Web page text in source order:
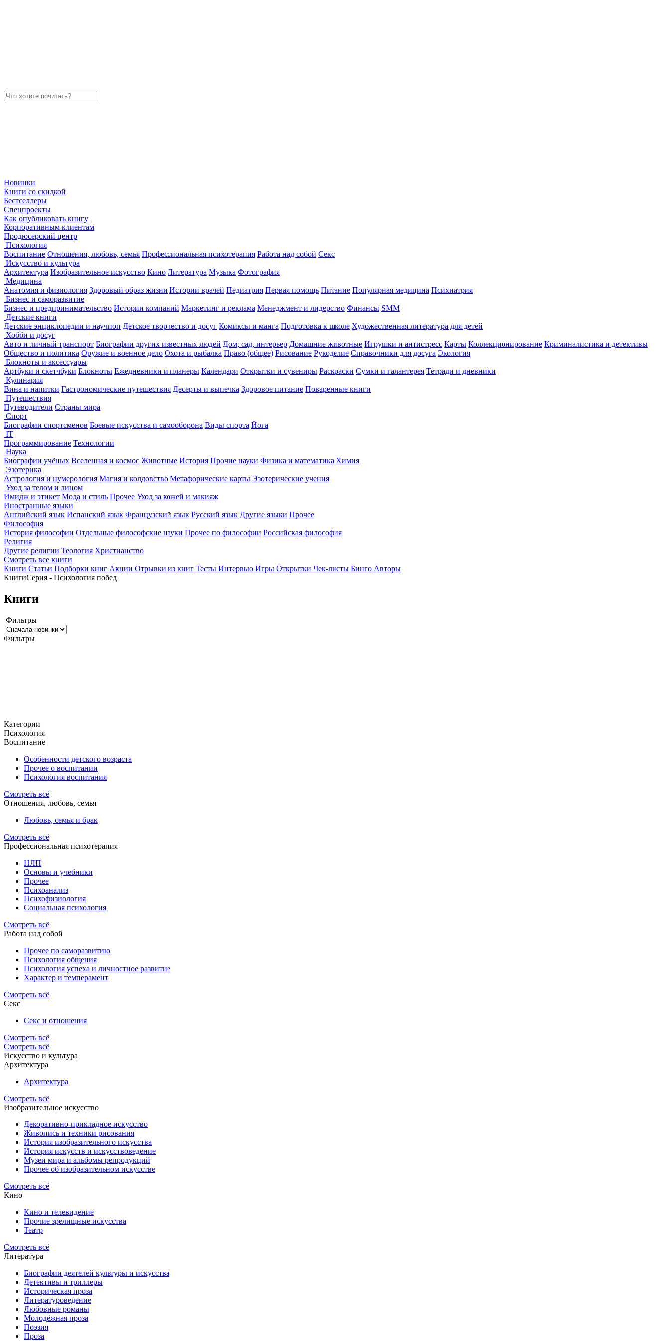
Новинки
Книги со скидкой
Бестселлеры
Спецпроекты
Как опубликовать книгу
Корпоративным клиентам
Продюсерский центр
Психология
Воспитание Отношения, любовь, семья Профессиональная психотерапия Работа над собой Секс
Искусство и культура
Архитектура Изобразительное искусство Кино Литература Музыка Фотография
Медицина
Анатомия и физиология Здоровый образ жизни Истории врачей Педиатрия Первая помощь Питание Популярная медицина Психиатрия
Бизнес и саморазвитие
Бизнес и предпринимательство Истории компаний Маркетинг и реклама Менеджмент и лидерство Финансы SMM
Детские книги
Детские энциклопедии и научпоп Детское творчество и досуг Комиксы и манга Подготовка к школе Художественная литература для детей
Хобби и досуг
Авто и личный транспорт Биографии других известных людей Дом, сад, интерьер Домашние животные Игрушки и антистресс Карты Коллекционирование Криминалистика и детективы
Общество и политика Оружие и военное дело Охота и рыбалка Право (общее) Рисование Рукоделие Справочники для досуга Экология
Блокноты и аксессуары
Артбуки и скетчбуки Блокноты Ежедневники и планеры Календари Открытки и сувениры Раскраски Сумки и галантерея Тетради и дневники
Кулинария
Вина и напитки Гастрономические путешествия Десерты и выпечка Здоровое питание Поваренные книги
Путешествия
Путеводители Страны мира
Спорт
Биографии спортсменов Боевые искусства и самооборона Виды спорта Йога
IT
Программирование Технологии
Наука
Биографии учёных Вселенная и космос Животные История Прочие науки Физика и математика Химия
Эзотерика
Астрология и нумерология Магия и колдовство Метафорические карты Эзотерические учения
Уход за телом и лицом
Имидж и этикет Мода и стиль Прочее Уход за кожей и макияж
Иностранные языки
Английский язык Испанский язык Французский язык Русский язык Другие языки Прочее
Философия
История философии Отдельные философские науки Прочее по философии Российская философия
Религия
Другие религии Теология Христианство
Смотреть все книги
Книги Статьи Подборки книг Акции Отрывки из книг Тесты Интервью Игры Открытки Чек-листы Бинго Авторы
КнигиСерия - Психология побед
Книги
Фильтры
Фильтры
Категории
Психология
Воспитание
Особенности детского возраста
Прочее о воспитании
Психология воспитания
Смотреть всё
Отношения, любовь, семья
Любовь, семья и брак
Смотреть всё
Профессиональная психотерапия
НЛП
Основы и учебники
Прочее
Психоанализ
Психофизиология
Социальная психология
Смотреть всё
Работа над собой
Прочее по саморазвитию
Психология общения
Психология успеха и личностное развитие
Характер и темперамент
Смотреть всё
Секс
Секс и отношения
Смотреть всё
Смотреть всё
Искусство и культура
Архитектура
Архитектура
Смотреть всё
Изобразительное искусство
Декоративно-прикладное искусство
Живопись и техники рисования
История изобразительного искусства
История искусств и искусствоведение
Музеи мира и альбомы репродукций
Прочее об изобразительном искусстве
Смотреть всё
Кино
Кино и телевидение
Прочие зрелищные искусства
Театр
Смотреть всё
Литература
Биографии деятелей культуры и искусства
Детективы и триллеры
Историческая проза
Литературоведение
Любовные романы
Молодёжная проза
Поэзия
Проза